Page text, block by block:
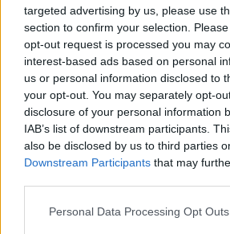
targeted advertising by us, please use
section to confirm your selection.
opt-out request is processed you may
interest-based ads based on personal
us or personal information disclosed to
your opt-out. You may separately opt-
disclosure of your personal information
IAB’s list of downstream participants.
also be disclosed by us to third parties
Downstream Participants that may
Personal Data Processing Opt Outs